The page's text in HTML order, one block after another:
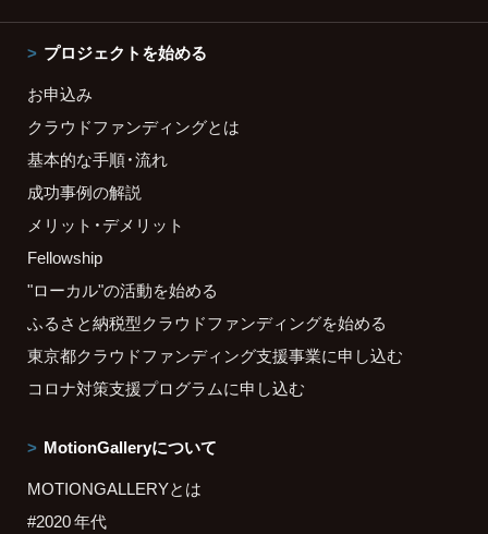
プロジェクトを始める
お申込み
クラウドファンディングとは
基本的な手順・流れ
成功事例の解説
メリット・デメリット
Fellowship
"ローカル"の活動を始める
ふるさと納税型クラウドファンディングを始める
東京都クラウドファンディング支援事業に申し込む
コロナ対策支援プログラムに申し込む
MotionGalleryについて
MOTIONGALLERYとは
#2020 年代